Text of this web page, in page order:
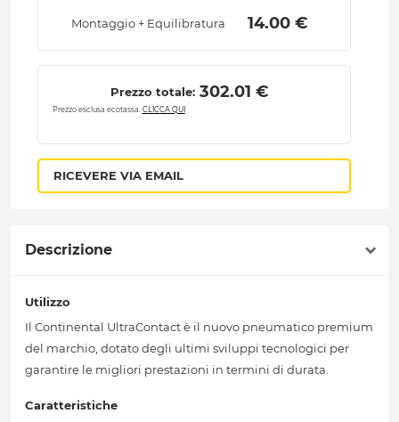
Montaggio + Equilibratura 14.00 €
Prezzo totale: 302.01 €
Prezzo esclusa ecotassa. CLICCA QUI
RICEVERE VIA EMAIL
Descrizione
Utilizzo
Il Continental UltraContact è il nuovo pneumatico premium
del marchio, dotato degli ultimi sviluppi tecnologici per
garantire le migliori prestazioni in termini di durata.
Caratteristiche